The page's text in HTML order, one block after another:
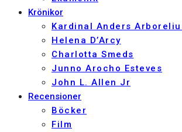
Krönikor
Kardinal Anders
Helena D’Arcy
Charlotta Smeds
Junno Arocho Esteves
John L. Allen Jr
Recensioner
Böcker
Film